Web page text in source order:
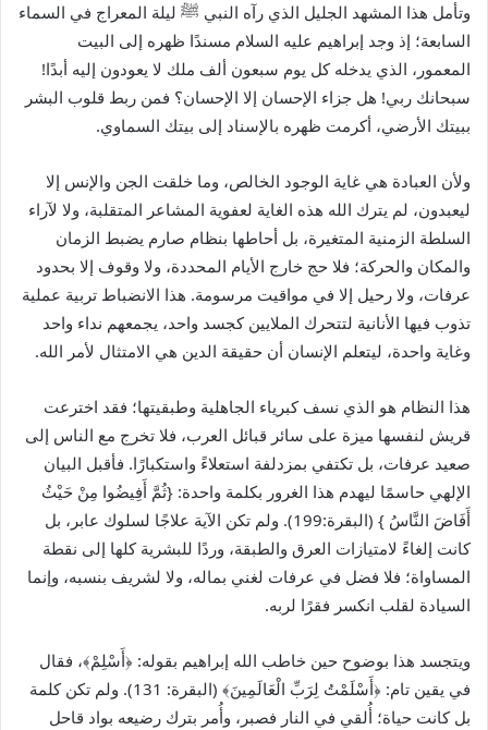
وتأمل هذا المشهد الجليل الذي رآه النبي ﷺ ليلة المعراج في السماء
السابعة؛ إذ وجد إبراهيم عليه السلام مسندًا ظهره إلى البيت
المعمور، الذي يدخله كل يوم سبعون ألف ملك لا يعودون إليه أبدًا!
سبحانك ربي! هل جزاء الإحسان إلا الإحسان؟ فمن ربط قلوب البشر
ببيتك الأرضي، أكرمت ظهره بالإسناد إلى بيتك السماوي.
ولأن العبادة هي غاية الوجود الخالص، وما خلقت الجن والإنس إلا
ليعبدون، لم يترك الله هذه الغاية لعفوية المشاعر المتقلبة، ولا لآراء
السلطة الزمنية المتغيرة، بل أحاطها بنظام صارم يضبط الزمان
والمكان والحركة؛ فلا حج خارج الأيام المحددة، ولا وقوف إلا بحدود
عرفات، ولا رحيل إلا في مواقيت مرسومة. هذا الانضباط تربية عملية
تذوب فيها الأنانية لتتحرك الملايين كجسد واحد، يجمعهم نداء واحد
وغاية واحدة، ليتعلم الإنسان أن حقيقة الدين هي الامتثال لأمر الله.
هذا النظام هو الذي نسف كبرياء الجاهلية وطبقيتها؛ فقد اخترعت
قريش لنفسها ميزة على سائر قبائل العرب، فلا تخرج مع الناس إلى
صعيد عرفات، بل تكتفي بمزدلفة استعلاءً واستكبارًا. فأقبل البيان
الإلهي حاسمًا ليهدم هذا الغرور بكلمة واحدة: {ثُمَّ أَفِيضُوا مِنْ حَيْثُ
أَفَاضَ النَّاسُ } (البقرة:199). ولم تكن الآية علاجًا لسلوك عابر، بل
كانت إلغاءً لامتيازات العرق والطبقة، وردًا للبشرية كلها إلى نقطة
المساواة؛ فلا فضل في عرفات لغني بماله، ولا لشريف بنسبه، وإنما
السيادة لقلب انكسر فقرًا لربه.
ويتجسد هذا بوضوح حين خاطب الله إبراهيم بقوله: ﴿أَسْلِمْ﴾، فقال
في يقين تام: ﴿أَسْلَمْتُ لِرَبِّ الْعَالَمِينَ﴾ (البقرة: 131). ولم تكن كلمة
بل كانت حياة؛ أُلقي في النار فصبر، وأُمر بترك رضيعه بواد قاحل